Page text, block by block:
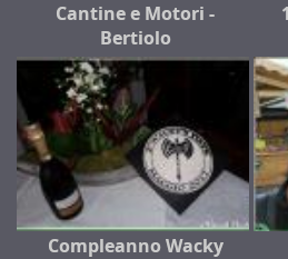
Cantine e Motori -
Bertiolo
Compleanno Wacky